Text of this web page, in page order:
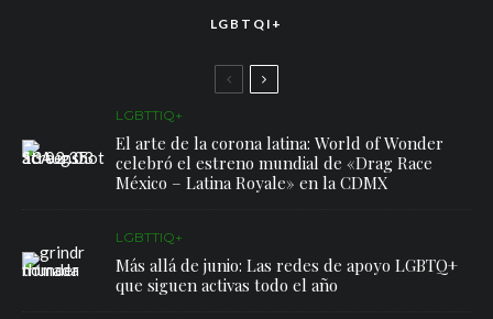
LGBTQI+
LGBTTIQ+
El arte de la corona latina: World of Wonder
celebró el estreno mundial de «Drag Race
México – Latina Royale» en la CDMX
LGBTTIQ+
Más allá de junio: Las redes de apoyo LGBTQ+
que siguen activas todo el año